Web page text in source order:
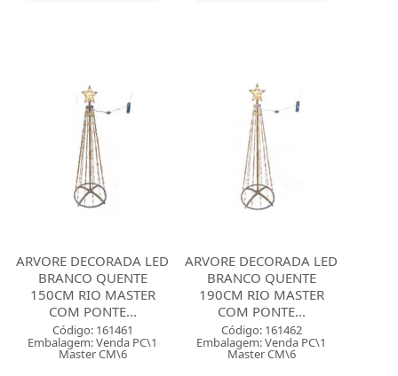
ARVORE DECORADA LED
BRANCO QUENTE
150CM RIO MASTER
COM PONTE...
Código: 161461
Embalagem: Venda PC\1
Master CM\6
ARVORE DECORADA LED
BRANCO QUENTE
190CM RIO MASTER
COM PONTE...
Código: 161462
Embalagem: Venda PC\1
Master CM\6